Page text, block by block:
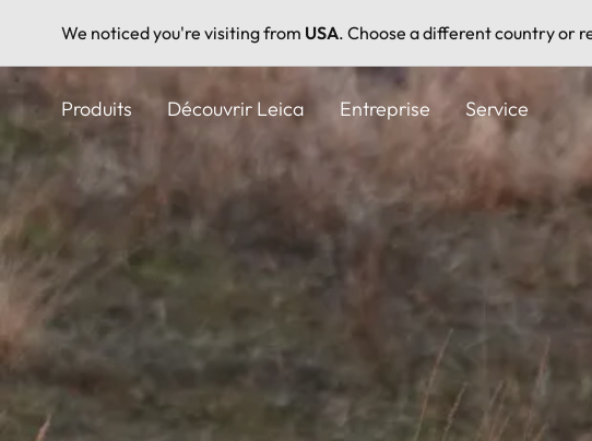
We noticed you're visiting from USA. Choose a different country or
Aller
au
contenu
principal
Produits Découvrir Leica Entreprise Service